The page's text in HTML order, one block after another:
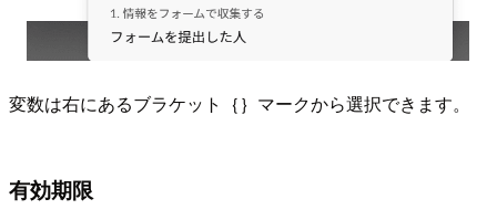
変数は右にあるブラケット｛｝マークから選択できます。
有効期限